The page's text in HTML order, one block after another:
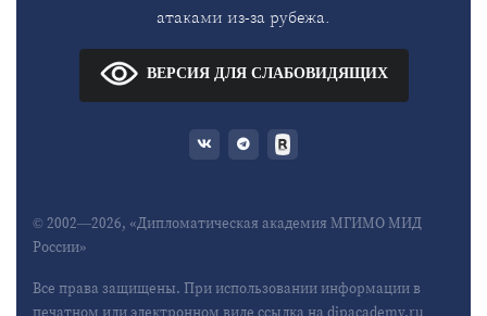
атаками из-за рубежа.
ВЕРСИЯ ДЛЯ СЛАБОВИДЯЩИХ
© 2002—2026, «Дипломатическая академия МГИМО МИД
России»
Все права защищены. При использовании информации в